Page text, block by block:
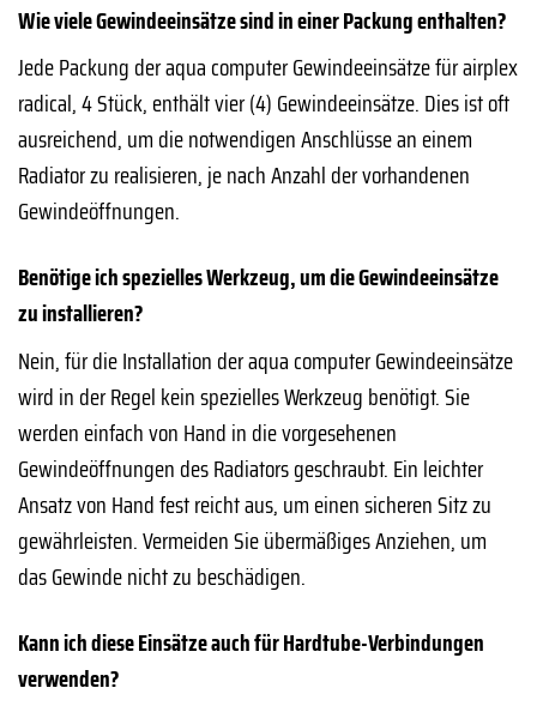
Wie viele Gewindeeinsätze sind in einer Packung enthalten?
Jede Packung der aqua computer Gewindeeinsätze für airplex
radical, 4 Stück, enthält vier (4) Gewindeeinsätze. Dies ist oft
ausreichend, um die notwendigen Anschlüsse an einem
Radiator zu realisieren, je nach Anzahl der vorhandenen
Gewindeöffnungen.
Benötige ich spezielles Werkzeug, um die Gewindeeinsätze
zu installieren?
Nein, für die Installation der aqua computer Gewindeeinsätze
wird in der Regel kein spezielles Werkzeug benötigt. Sie
werden einfach von Hand in die vorgesehenen
Gewindeöffnungen des Radiators geschraubt. Ein leichter
Ansatz von Hand fest reicht aus, um einen sicheren Sitz zu
gewährleisten. Vermeiden Sie übermäßiges Anziehen, um
das Gewinde nicht zu beschädigen.
Kann ich diese Einsätze auch für Hardtube-Verbindungen
verwenden?